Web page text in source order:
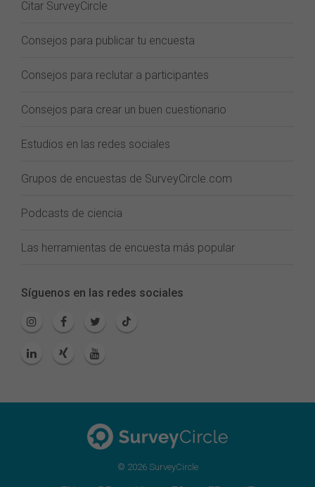
Citar SurveyCircle
Consejos para publicar tu encuesta
Consejos para reclutar a participantes
Consejos para crear un buen cuestionario
Estudios en las redes sociales
Grupos de encuestas de SurveyCircle.com
Podcasts de ciencia
Las herramientas de encuesta más popular
Síguenos en las redes sociales
© 2026 SurveyCircle